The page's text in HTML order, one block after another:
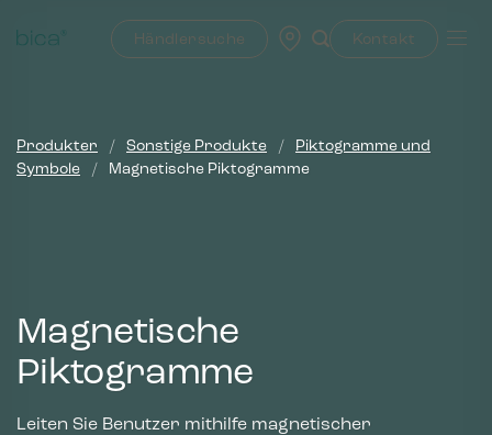
Inhalt
Händlersuche Kontakt
Magnetische
Piktogramme
Leiten Sie Benutzer mithilfe magnetischer
Produkter / Sonstige Produkte /
Piktogramme und
Symbole
/ Magnetische Piktogramme